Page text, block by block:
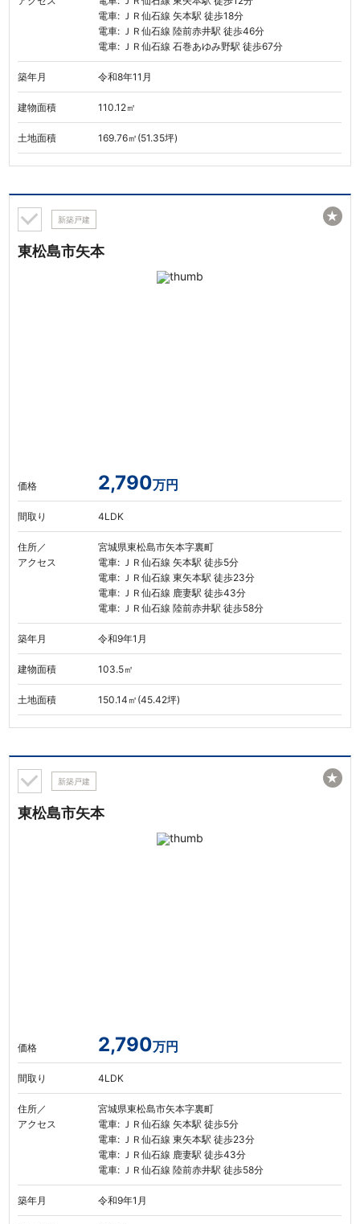
電車: ＪＲ仙石線 矢本駅 徒歩18分
電車: ＪＲ仙石線 陸前赤井駅 徒歩46分
電車: ＪＲ仙石線 石巻あゆみ野駅 徒歩67分
築年月 令和8年11月
建物面積 110.12㎡
土地面積 169.76㎡(51.35坪)
新築戸建
東松島市矢本
価格 2,790万円
間取り 4LDK
住所／
アクセス
宮城県東松島市矢本字裏町
電車: ＪＲ仙石線 矢本駅 徒歩5分
電車: ＪＲ仙石線 東矢本駅 徒歩23分
電車: ＪＲ仙石線 鹿妻駅 徒歩43分
電車: ＪＲ仙石線 陸前赤井駅 徒歩58分
築年月 令和9年1月
建物面積 103.5㎡
土地面積 150.14㎡(45.42坪)
★
新築戸建
東松島市矢本
価格 2,790万円
間取り 4LDK
住所／
アクセス
宮城県東松島市矢本字裏町
電車: ＪＲ仙石線 矢本駅 徒歩5分
電車: ＪＲ仙石線 東矢本駅 徒歩23分
電車: ＪＲ仙石線 鹿妻駅 徒歩43分
電車: ＪＲ仙石線 陸前赤井駅 徒歩58分
築年月 令和9年1月
★